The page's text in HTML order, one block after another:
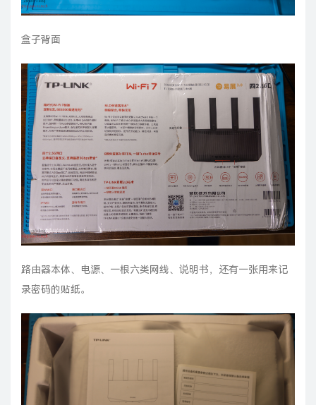
盒子背面
路由器本体、电源、一根六类网线、说明书，还有一张用来记
录密码的贴纸。